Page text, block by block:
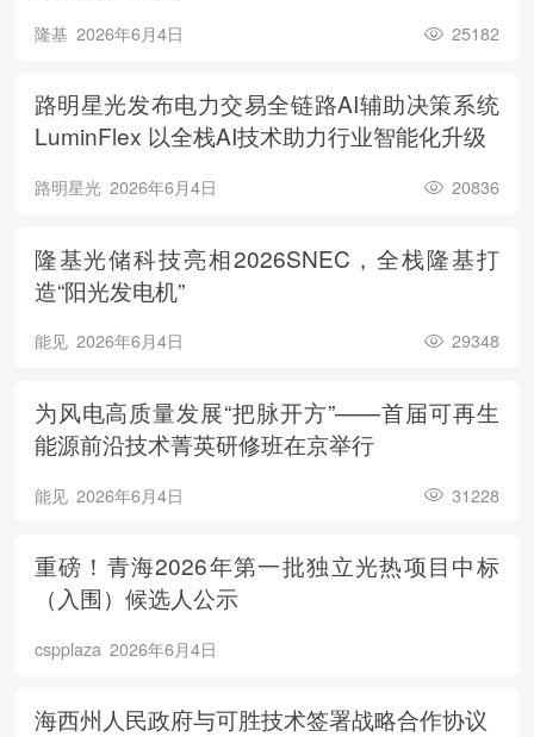
隆基 2026年6月4日 25182
路明星光发布电力交易全链路AI辅助决策系统
LuminFlex 以全栈AI技术助力行业智能化升级
路明星光 2026年6月4日 20836
隆基光储科技亮相2026SNEC，全栈隆基打
造“阳光发电机”
能见 2026年6月4日 29348
为风电高质量发展“把脉开方”——首届可再生
能源前沿技术菁英研修班在京举行
能见 2026年6月4日 31228
重磅！青海2026年第一批独立光热项目中标
（入围）候选人公示
cspplaza 2026年6月4日
海西州人民政府与可胜技术签署战略合作协议